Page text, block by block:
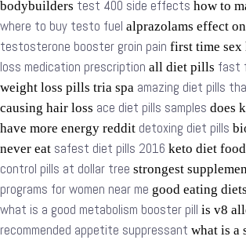
bodybuilders test 400 side effects how to
where to buy testo fuel alprazolams effect
testosterone booster groin pain first time sex
loss medication prescription all diet pills fast
weight loss pills tria spa amazing diet pills
causing hair loss ace diet pills samples does
have more energy reddit detoxing diet pills
never eat safest diet pills 2016 keto diet
control pills at dollar tree strongest
programs for women near me good eating
what is a good metabolism booster pill is v8
recommended appetite suppressant what is a